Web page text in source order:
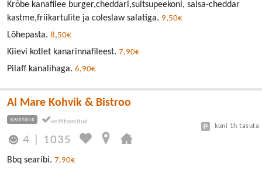
Krõbe kanafilee burger,cheddari,suitsupeekoni, salsa-cheddar
kastme,friikartulite ja coleslaw salatiga. 9,50€
Lõhepasta. 8,50€
Kiievi kotlet kanarinnafileest. 7,90€
Pilaff kanalihaga. 6,90€
Al Mare Kohvik & Bistroo
KRISTIINE
4 1035
kuni 1h tasuta
Bbq searibi. 7,90€